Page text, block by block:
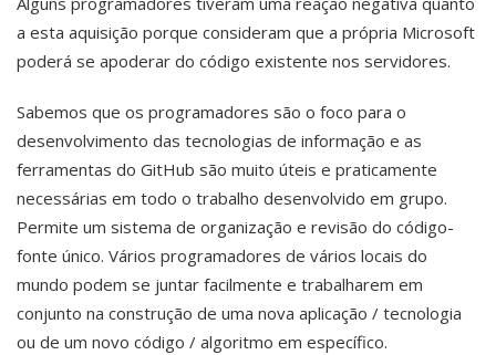
a esta aquisição porque consideram que a própria Microsoft
poderá se apoderar do código existente nos servidores.
Sabemos que os programadores são o foco para o
desenvolvimento das tecnologias de informação e as
ferramentas do GitHub são muito úteis e praticamente
necessárias em todo o trabalho desenvolvido em grupo.
Permite um sistema de organização e revisão do código-
fonte único. Vários programadores de vários locais do
mundo podem se juntar facilmente e trabalharem em
conjunto na construção de uma nova aplicação / tecnologia
ou de um novo código / algoritmo em específico.